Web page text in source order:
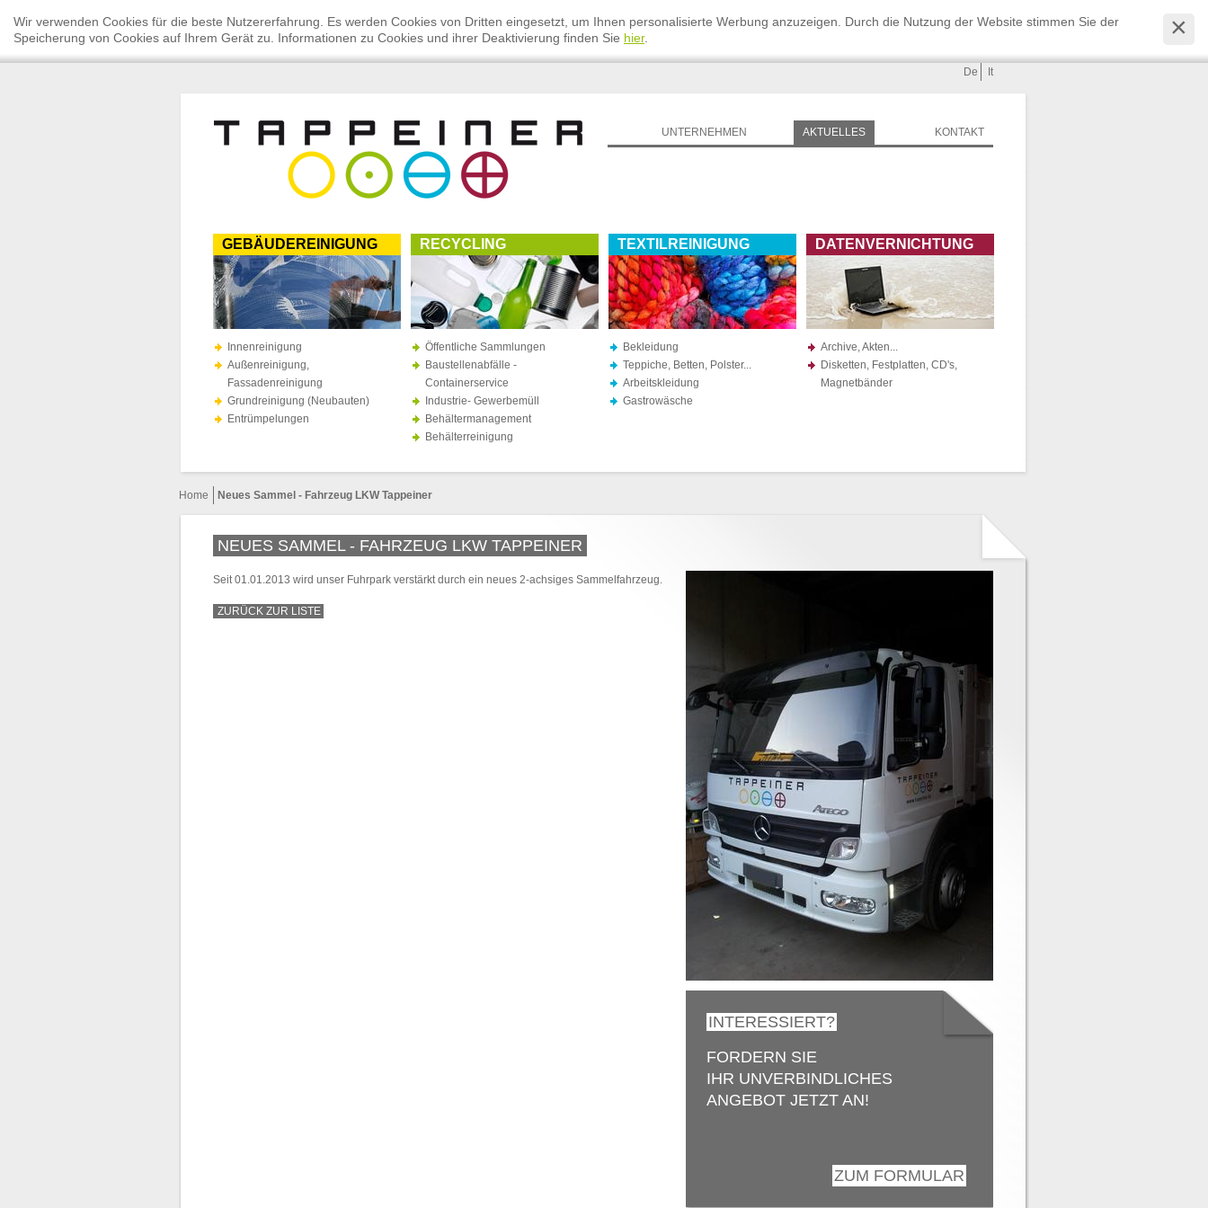
Wir verwenden Cookies für die beste Nutzererfahrung. Es werden Cookies von Dritten eingesetzt, um Ihnen personalisierte Werbung anzuzeigen. Durch die Nutzung der Website stimmen Sie der
Speicherung von Cookies auf Ihrem Gerät zu. Informationen zu Cookies und ihrer Deaktivierung finden Sie hier.
Home Neues Sammel - Fahrzeug LKW Tappeiner
NEUES SAMMEL - FAHRZEUG LKW TAPPEINER
INTERESSIERT?
FORDERN SIE
IHR UNVERBINDLICHES
ANGEBOT JETZT AN!
ZUM FORMULAR
Seit 01.01.2013 wird unser Fuhrpark verstärkt durch ein neues 2-achsiges Sammelfahrzeug.
ZURÜCK ZUR LISTE
De It
KONTAKT
AKTUELLES
UNTERNEHMEN
GEBÄUDEREINIGUNG
Innenreinigung
Außenreinigung,
Fassadenreinigung
Grundreinigung (Neubauten)
Entrümpelungen
RECYCLING
Öffentliche Sammlungen
Baustellenabfälle -
Containerservice
Industrie- Gewerbemüll
Behältermanagement
Behälterreinigung
TEXTILREINIGUNG
Bekleidung
Teppiche, Betten, Polster...
Arbeitskleidung
Gastrowäsche
DATENVERNICHTUNG
Archive, Akten...
Disketten, Festplatten, CD's,
Magnetbänder